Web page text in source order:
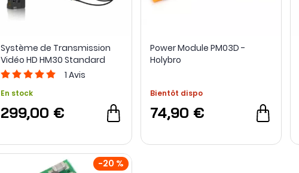
Système de Transmission
Vidéo HD HM30 Standard
Combo - SIYI
1 Avis
En stock
299,00 €
Power Module PM03D -
Holybro
Bientôt dispo
74,90 €
-20 %